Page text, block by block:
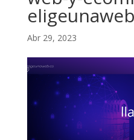
Abr 29, 2023